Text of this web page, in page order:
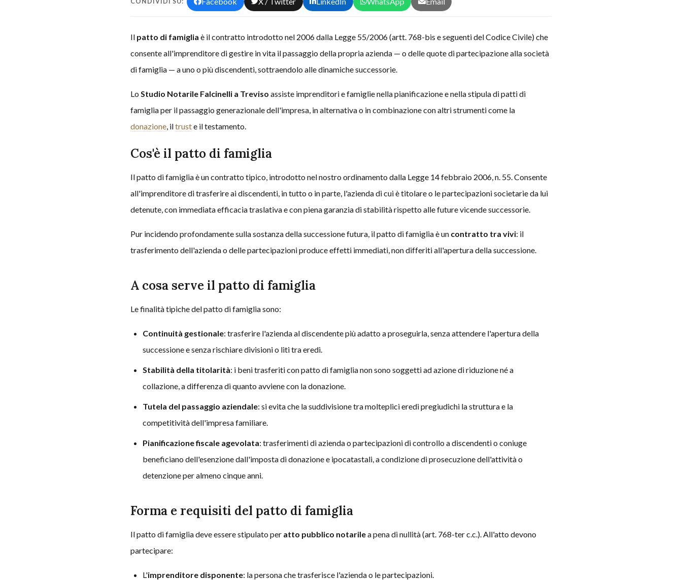
Il patto di famiglia è il contratto introdotto nel 2006 dalla Legge 55/2006 (artt. 768-bis e seguenti del Codice Civile) che
consente all'imprenditore di gestire in vita il passaggio della propria azienda — o delle quote di partecipazione alla società
di famiglia — a uno o più discendenti, sottraendolo alle dinamiche successorie.
Lo Studio Notarile Falcinelli a Treviso assiste imprenditori e famiglie nella pianificazione e nella stipula di patti di
famiglia per il passaggio generazionale dell'impresa, in alternativa o in combinazione con altri strumenti come la
donazione, iltruste il testamento.
Cos'è il patto di famiglia
Il patto di famiglia è un contratto tipico, introdotto nel nostro ordinamento dalla Legge 14 febbraio 2006, n. 55. Consente
all'imprenditore di trasferire ai discendenti, in tutto o in parte, l'azienda di cui è titolare o le partecipazioni societarie da lui
detenute, con immediata efficacia traslativa e con piena garanzia di stabilità rispetto alle future vicende successorie.
Pur incidendo profondamente sulla sostanza della successione futura, il patto di famiglia è un contratto tra vivi: il
trasferimento dell'azienda o delle partecipazioni produce effetti immediati, non differiti all'apertura della successione.
A cosa serve il patto di famiglia
Le finalità tipiche del patto di famiglia sono:
Continuità gestionale: trasferire l'azienda al discendente più adatto a proseguirla, senza attendere l'apertura della
successione e senza rischiare divisioni o liti tra eredi.
Stabilità della titolarità: i beni trasferiti con patto di famiglia non sono soggetti ad azione di riduzione né a
collazione, a differenza di quanto avviene con la donazione.
Tutela del passaggio aziendale: si evita che la suddivisione tra molteplici eredi pregiudichi la struttura e la
competitività dell'impresa familiare.
Pianificazione fiscale agevolata: trasferimenti di azienda o partecipazioni di controllo a discendenti o coniuge
beneficiano dell'esenzione dall'imposta di donazione e ipocatastali, a condizione di prosecuzione dell'attività o
detenzione per almeno cinque anni.
Forma e requisiti del patto di famiglia
Il patto di famiglia deve essere stipulato per atto pubblico notarilea pena di nullità (art. 768-ter c.c.). All'atto devono
partecipare:
L'imprenditore disponente: la persona che trasferisce l'azienda o le partecipazioni.